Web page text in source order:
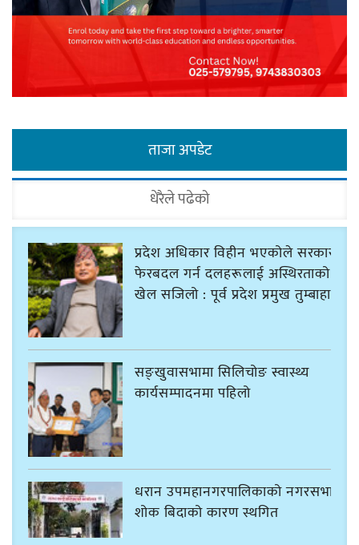
ताजा अपडेट
धेरैले पढेको
प्रदेश अधिकार विहीन भएकोले सरकार
फेरबदल गर्न दलहरूलाई अस्थिरताको
खेल सजिलो : पूर्व प्रदेश प्रमुख तुम्बाहाङ
सङ्खुवासभामा सिलिचोङ स्वास्थ्य
कार्यसम्पादनमा पहिलो
धरान उपमहानगरपालिकाको नगरसभा
शोक बिदाको कारण स्थगित